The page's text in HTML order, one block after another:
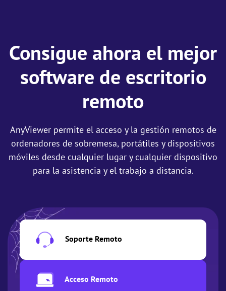
Consigue ahora el mejor
software de escritorio
remoto
AnyViewer permite el acceso y la gestión remotos de
ordenadores de sobremesa, portátiles y dispositivos
móviles desde cualquier lugar y cualquier dispositivo
para la asistencia y el trabajo a distancia.
Soporte Remoto
Acceso Remoto